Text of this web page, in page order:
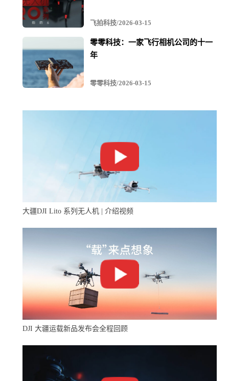
自Bureau Veritas检验集团的认证检查员则观看了现场录像
察。（本案例中则是Elios 2上的摄像机），检查员必须保
证摄相机拍摄到的画面和人眼观察到的内容是一致的。
这些要求不仅与视频画面的质量有关。检查人员必须能够
看到被检查物体的深度，并且必须能够知道从摄像机到物
体的距离以及资产中不同物体之间的距离。
拍摄的另一张照片
飞拍科技/2026-03-15
零零科技：一家飞行相机公司的十一
年
零零科技/2026-03-15
大疆DJI Lito 系列无人机 | 介绍视频
DJI 大疆运载新品发布会全程回顾